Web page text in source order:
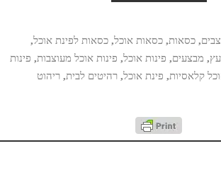
, כסאות, כסאות אוכל, כסאות לפינת אוכל,
, מבצעים, פינות אוכל, פינות אוכל מעוצבות, פינות
קלאסיות, פינת אוכל, רהיטים לבית, ריהוט